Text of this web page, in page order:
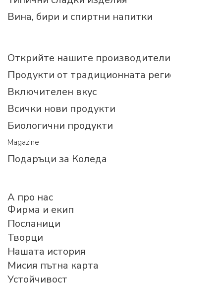
Вина, бири и спиртни напитки
Открийте нашите производители
Продукти от традиционната регионална
Включителен вкус
Всички нови продукти
Биологични продукти
Magazine
Подаръци за Коледа
A про нас
Фирма и екип
Посланици
Творци
Нашата история
Мисия пътна карта
Устойчивост